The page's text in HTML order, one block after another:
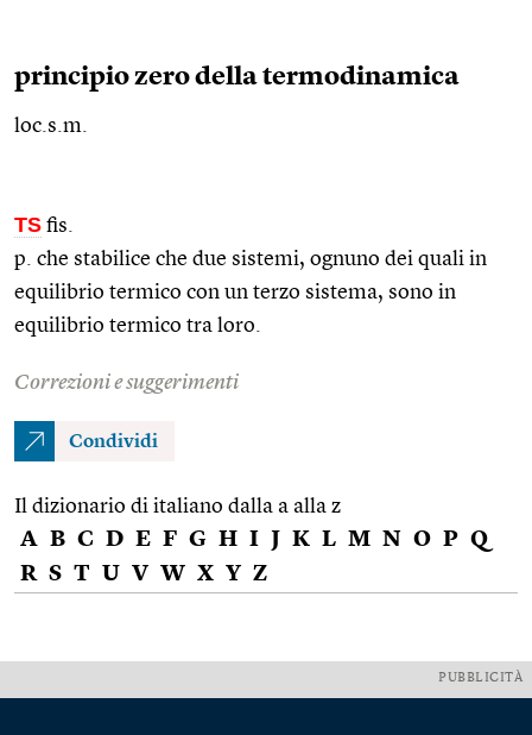
principio zero della termodinamica
loc.s.m.
TS fis.
p. che stabilice che due sistemi, ognuno dei quali in
equilibrio termico con un terzo sistema, sono in
equilibrio termico tra loro.
Correzioni e suggerimenti
Condividi
Il dizionario di italiano dalla a alla z
A B C D E F G H I J K L M N O P Q
R S T U V W X Y Z
PUBBLICITÀ